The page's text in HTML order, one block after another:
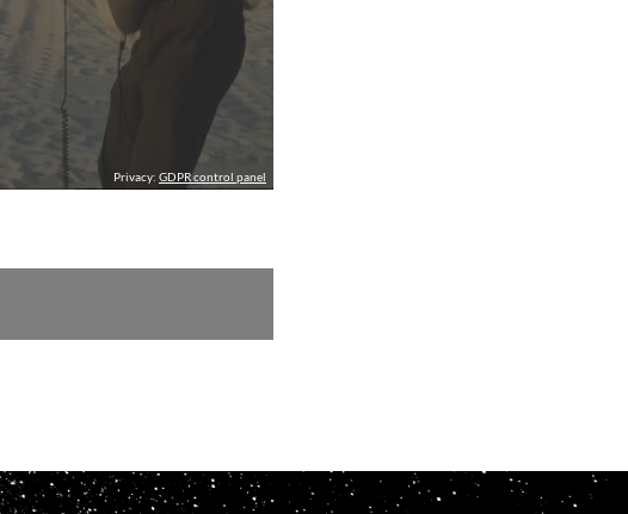
Privacy: GDPR control panel